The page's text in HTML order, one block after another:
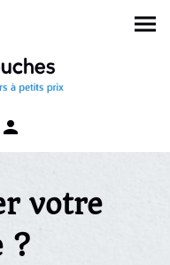
votre
?